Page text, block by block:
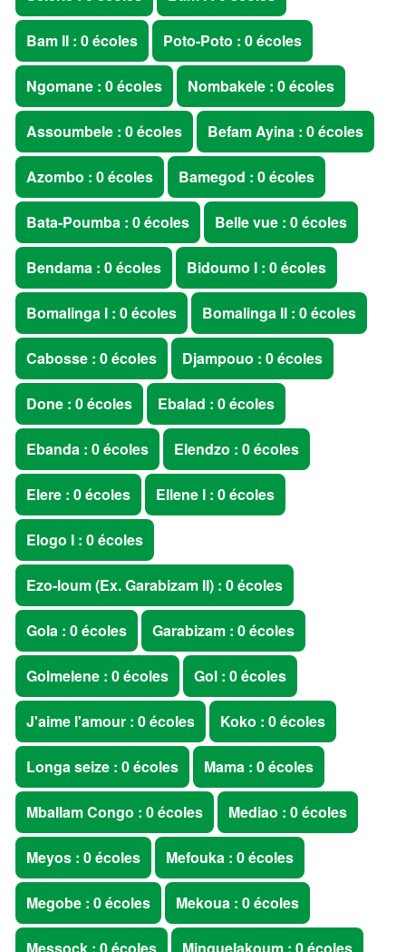
Bam II : 0 écoles Poto-Poto : 0 écoles
Ngomane : 0 écoles Nombakele : 0 écoles
Assoumbele : 0 écoles Befam Ayina : 0 écoles
Azombo : 0 écoles Bamegod : 0 écoles
Bata-Poumba : 0 écoles Belle vue : 0 écoles
Bendama : 0 écoles Bidoumo I : 0 écoles
Bomalinga I : 0 écoles Bomalinga II : 0 écoles
Cabosse : 0 écoles Djampouo : 0 écoles
Done : 0 écoles Ebalad : 0 écoles
Ebanda : 0 écoles Elendzo : 0 écoles
Elere : 0 écoles Ellene I : 0 écoles
Elogo I : 0 écoles
Ezo-loum (Ex. Garabizam II) : 0 écoles
Gola : 0 écoles Garabizam : 0 écoles
Golmelene : 0 écoles Gol : 0 écoles
J'aime l'amour : 0 écoles Koko : 0 écoles
Longa seize : 0 écoles Mama : 0 écoles
Mballam Congo : 0 écoles Mediao : 0 écoles
Meyos : 0 écoles Mefouka : 0 écoles
Megobe : 0 écoles Mekoua : 0 écoles